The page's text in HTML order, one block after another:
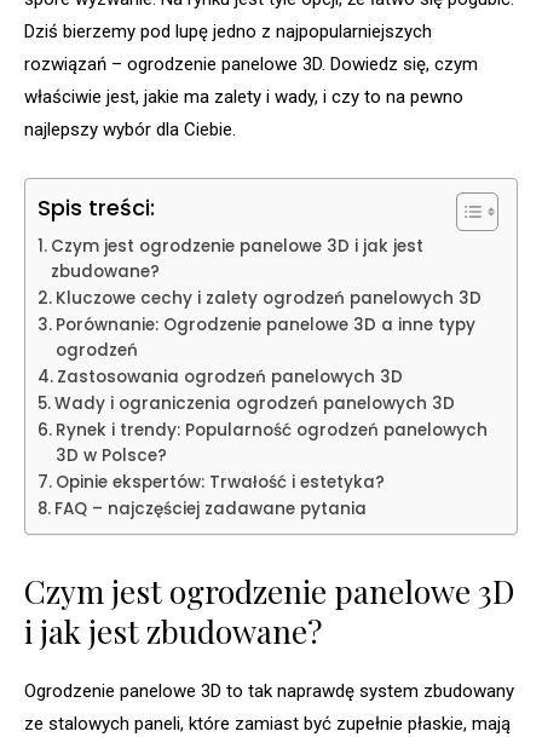
Dziś bierzemy pod lupę jedno z najpopularniejszych
rozwiązań – ogrodzenie panelowe 3D. Dowiedz się, czym
właściwie jest, jakie ma zalety i wady, i czy to na pewno
najlepszy wybór dla Ciebie.
Spis treści:
Czym jest ogrodzenie panelowe 3D i jak jest
zbudowane?
Kluczowe cechy i zalety ogrodzeń panelowych 3D
Porównanie: Ogrodzenie panelowe 3D a inne typy
ogrodzeń
Zastosowania ogrodzeń panelowych 3D
Wady i ograniczenia ogrodzeń panelowych 3D
Rynek i trendy: Popularność ogrodzeń panelowych
3D w Polsce?
Opinie ekspertów: Trwałość i estetyka?
FAQ – najczęściej zadawane pytania
Czym jest ogrodzenie panelowe 3D
i jak jest zbudowane?
Ogrodzenie panelowe 3D to tak naprawdę system zbudowany
ze stalowych paneli, które zamiast być zupełnie płaskie, mają